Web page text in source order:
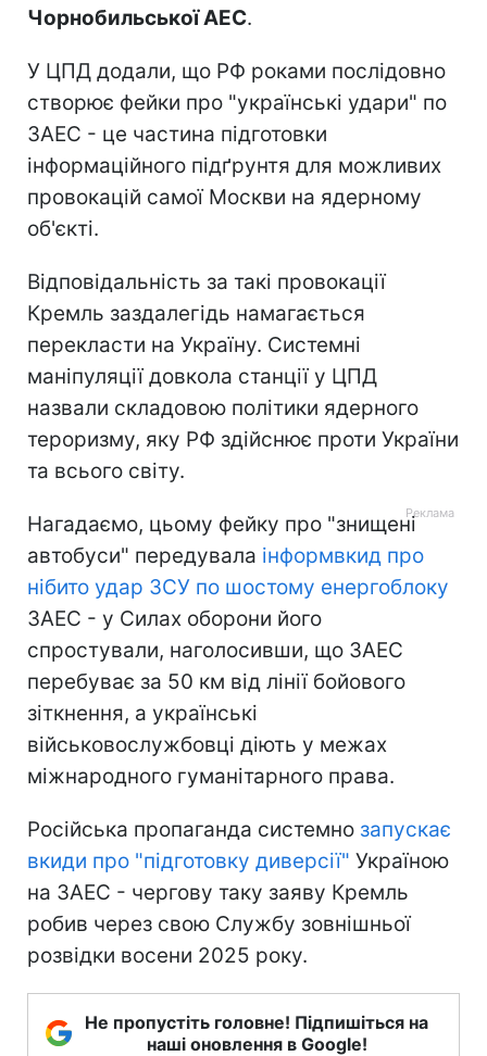
Чорнобильської АЕС.
У ЦПД додали, що РФ роками послідовно
створює фейки про "українські удари" по
ЗАЕС - це частина підготовки
інформаційного підґрунтя для можливих
провокацій самої Москви на ядерному
об'єкті.
Відповідальність за такі провокації
Кремль заздалегідь намагається
перекласти на Україну. Системні
маніпуляції довкола станції у ЦПД
назвали складовою політики ядерного
тероризму, яку РФ здійснює проти України
та всього світу.
Нагадаємо, цьому фейку про "знищені
автобуси" передувала інформвкид про
нібито удар ЗСУ по шостому енергоблоку
ЗАЕС - у Силах оборони його
спростували, наголосивши, що ЗАЕС
перебуває за 50 км від лінії бойового
зіткнення, а українські
військовослужбовці діють у межах
міжнародного гуманітарного права.
Російська пропаганда системно запускає
вкиди про "підготовку диверсії" Україною
на ЗАЕС - чергову таку заяву Кремль
робив через свою Службу зовнішньої
розвідки восени 2025 року.
Не пропустіть головне! Підпишіться на
наші оновлення в Google!